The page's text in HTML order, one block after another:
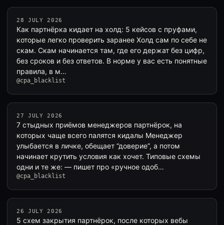
28 JULY 2026
Как партнёрка кидает на холд: 5 кейсов с пруфами,
которые легко проверить заранее Холд сам по себе не
скам. Скам начинается там, где его держат без цифр,
без сроков и без ответов. В норме у вас есть понятные
правила, в м…
@cpa_blacklist
27 JULY 2026
7 стыдных приёмов менеджеров партнёрок, на
которых чаще всего палятся кидалы Менеджер
улыбается в личке, обещает “доверие”, а потом
начинает крутить условия как хочет. Типовые схемы
одни и те же: — пишет про «ручное одоб…
@cpa_blacklist
26 JULY 2026
5 схем закрытия партнёрок, после которых вебы